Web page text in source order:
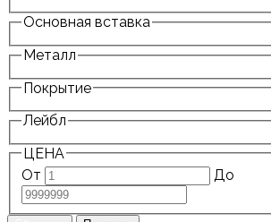
Основная вставка
Металл
Покрытие
Лейбл
ЦЕНА
От
До